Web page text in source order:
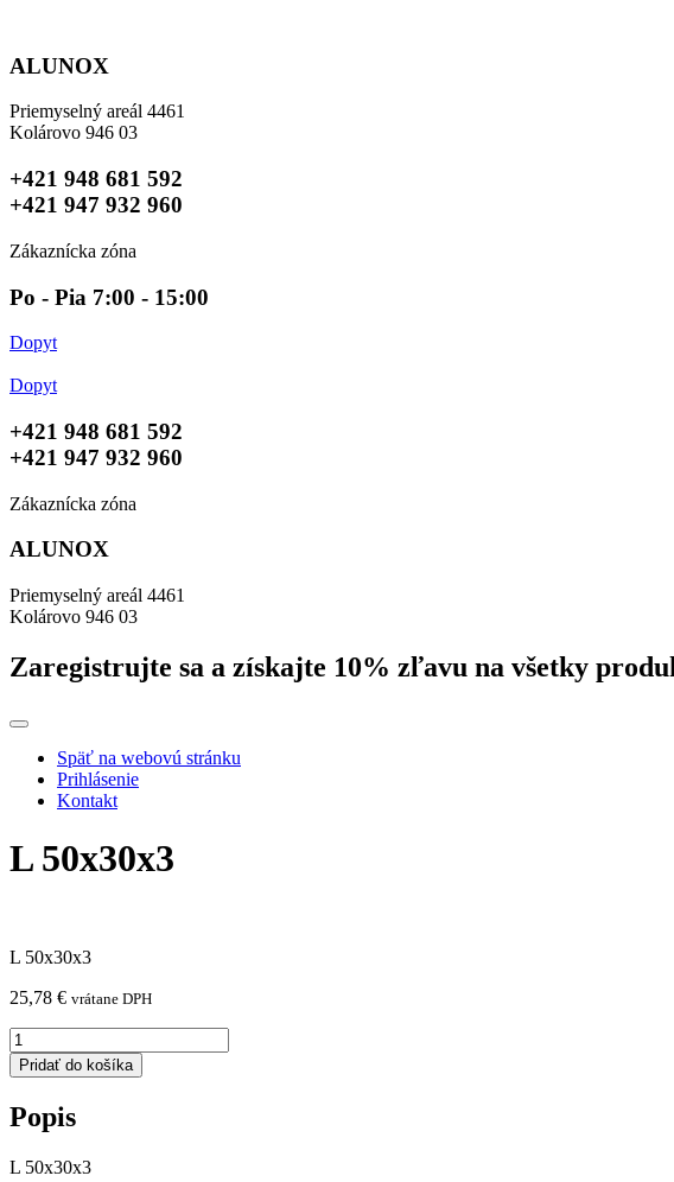
obsah
ALUNOX
Priemyselný areál 4461
Kolárovo 946 03
+421 948 681 592
+421 947 932 960
Zákaznícka zóna
Po - Pia 7:00 - 15:00
Dopyt
Dopyt
+421 948 681 592
+421 947 932 960
Zákaznícka zóna
ALUNOX
Priemyselný areál 4461
Kolárovo 946 03
Zaregistrujte sa a získajte 10% zľavu na všetky
Späť na webovú stránku
Prihlásenie
Kontakt
L 50x30x3
L 50x30x3
25,78 € vrátane DPH
množstvo
L
50x30x3
Pridať do košíka
Popis
L 50x30x3